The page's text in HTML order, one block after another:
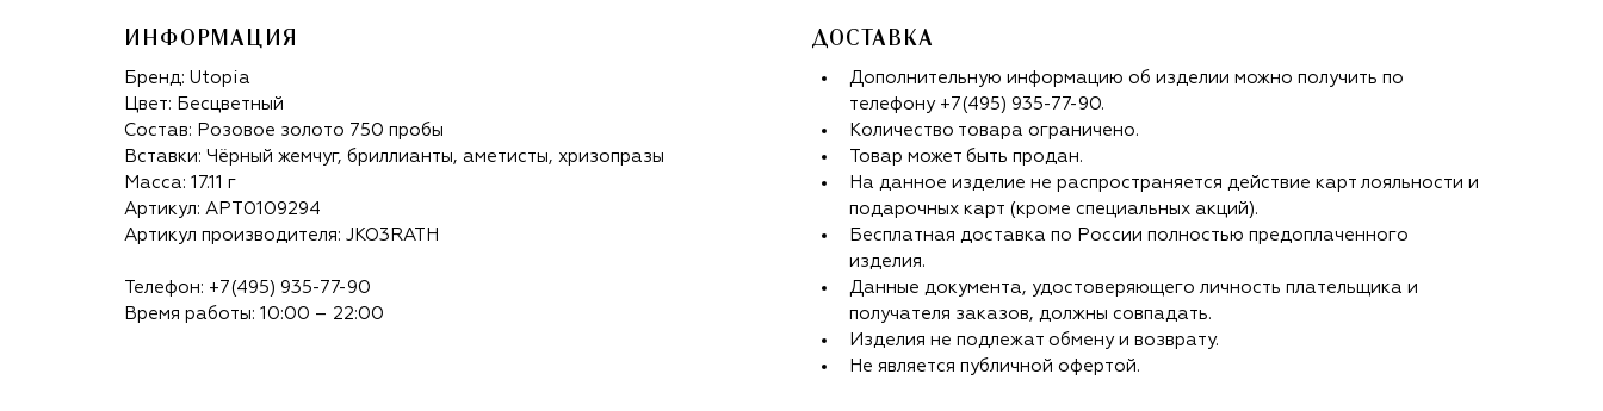
ИНФОРМАЦИЯ
Бренд: Utopia
Цвет: Бесцветный
Состав: Розовое золото 750 пробы
Вставки: Чёрный жемчуг, бриллианты, аметисты, хризопразы
Масса: 17.11 г
Артикул: APT0109294
Артикул производителя: JKO3RATH
Телефон: +7(495) 935-77-90
Время работы: 10:00 – 22:00
ДОСТАВКА
Дополнительную информацию об изделии можно получить по
телефону +7(495) 935-77-90.
Количество товара ограничено.
Товар может быть продан.
На данное изделие не распространяется действие карт лояльности и
подарочных карт (кроме специальных акций).
Бесплатная доставка по России полностью предоплаченного
изделия.
Данные документа, удостоверяющего личность плательщика и
получателя заказов, должны совпадать.
Изделия не подлежат обмену и возврату.
Не является публичной офертой.